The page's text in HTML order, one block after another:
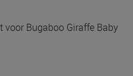
voor Bugaboo Giraffe Baby